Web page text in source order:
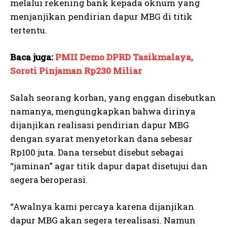
melalui rekening bank kepada oknum yang
menjanjikan pendirian dapur MBG di titik
tertentu.
Baca juga: PMII Demo DPRD Tasikmalaya,
Soroti Pinjaman Rp230 Miliar
Salah seorang korban, yang enggan disebutkan
namanya, mengungkapkan bahwa dirinya
dijanjikan realisasi pendirian dapur MBG
dengan syarat menyetorkan dana sebesar
Rp100 juta. Dana tersebut disebut sebagai
“jaminan” agar titik dapur dapat disetujui dan
segera beroperasi.
“Awalnya kami percaya karena dijanjikan
dapur MBG akan segera terealisasi. Namun